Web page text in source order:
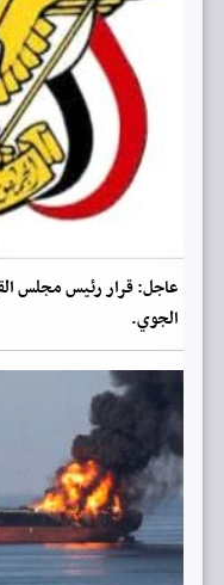
عاجل: قرار رئيس مجلس
الجوي.